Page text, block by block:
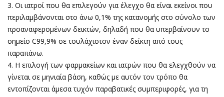
3. Οι ιατροί που θα επιλεγούν για έλεγχο θα είναι εκείνοι που
περιλαμβάνονται στο άνω 0,1% της κατανομής στο σύνολο των
προαναφερομένων δεικτών, δηλαδή που θα υπερβαίνουν το
σημείο C99,9% σε τουλάχιστον έναν δείκτη από τους
παραπάνω.
4. Η επιλογή των φαρμακείων και ιατρών που θα ελεγχθούν να
γίνεται σε μηνιαία βάση, καθώς με αυτόν τον τρόπο θα
εντοπίζονται άμεσα τυχόν παραβατικές συμπεριφορές, για τη